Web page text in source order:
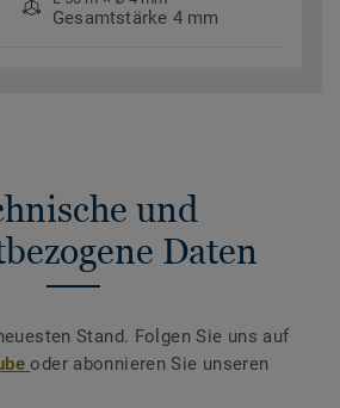
Gesamtstärke 4 mm
und
Daten
Stand. Folgen Sie uns auf
oder abonnieren Sie unseren